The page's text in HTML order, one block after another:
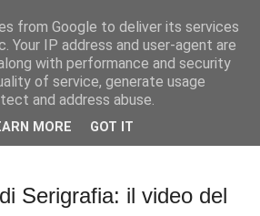
in serigrafia e digitale.
Serigrafia: il video del
from Google to deliver its services
Your IP address and user-agent are
with performance and security
of service, generate usage
and address abuse.
MORE GOT IT